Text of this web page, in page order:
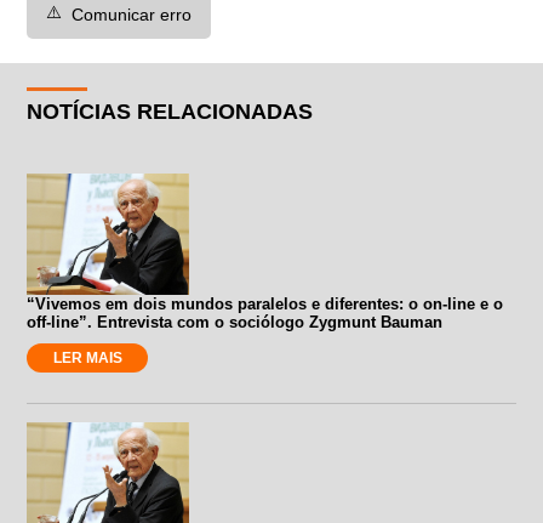
⚠️ Comunicar erro
NOTÍCIAS RELACIONADAS
“Vivemos em dois mundos paralelos e diferentes: o on-line e o
off-line”. Entrevista com o sociólogo Zygmunt Bauman
LER MAIS